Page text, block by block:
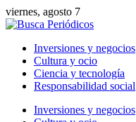
viernes, agosto 7
Inversiones y negocios
Cultura y ocio
Ciencia y tecnología
Responsabilidad social
Inversiones y negocios